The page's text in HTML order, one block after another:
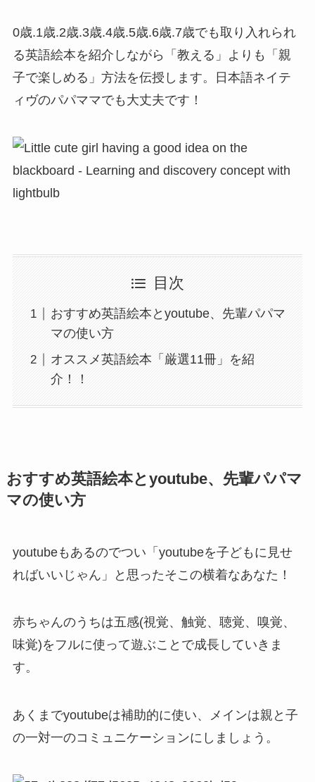
0歳.1歳.2歳.3歳.4歳.5歳.6歳.7歳でも取り入れられ
る英語絵本を紹介しながら「教える」よりも「親
子で楽しめる」方法を伝授します。日本語ネイテ
ィヴのパパママでも大丈夫です！
目次
おすすめ英語絵本とyoutube、先輩パパマ
マの使い方
オススメ英語絵本「厳選11冊」を紹
介！！
おすすめ英語絵本とyoutube、先輩パパマ
マの使い方
youtubeもあるのでつい「youtubeを子どもに見せ
ればいいじゃん」と思ったそこの横着なあなた！
赤ちゃんのうちは五感(視覚、触覚、聴覚、嗅覚、
味覚)をフルに使って遊ぶことで成長していきま
す。
あくまでyoutubeは補助的に使い、メインは親と子
の一対一のコミュニケーションにしましょう。